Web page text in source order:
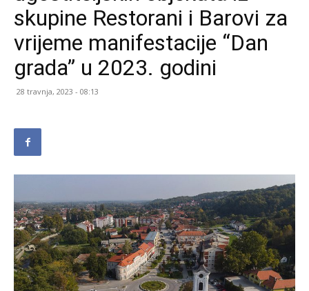
Orahovice
skupine Restorani i Barovi za
vrijeme manifestacije “Dan
grada” u 2023. godini
28 travnja, 2023 - 08:13